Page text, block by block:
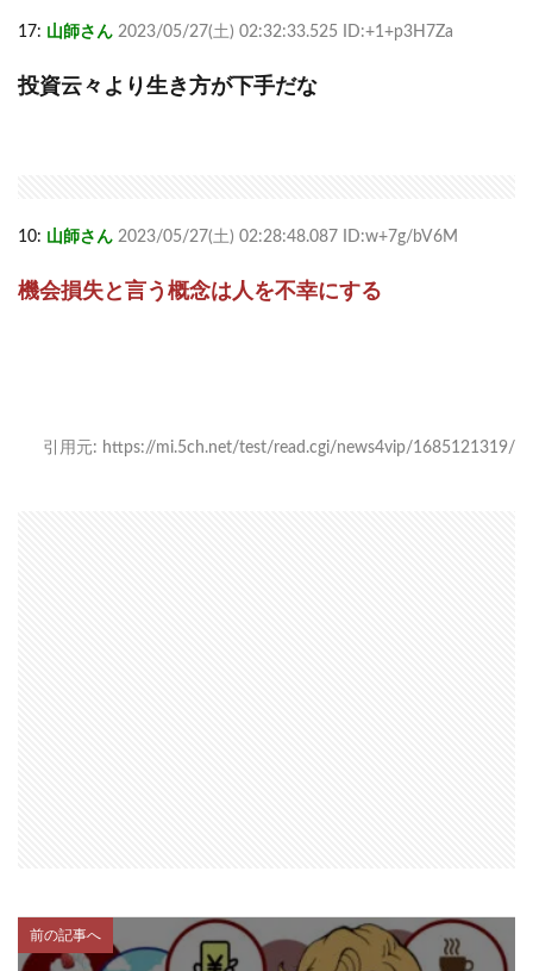
17: 山師さん 2023/05/27(土) 02:32:33.525 ID:+1+p3H7Za
投資云々より生き方が下手だな
10: 山師さん 2023/05/27(土) 02:28:48.087 ID:w+7g/bV6M
機会損失と言う概念は人を不幸にする
引用元: https://mi.5ch.net/test/read.cgi/news4vip/1685121319/
前の記事へ